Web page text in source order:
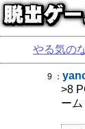
やる気の
9 ：
>8
ー